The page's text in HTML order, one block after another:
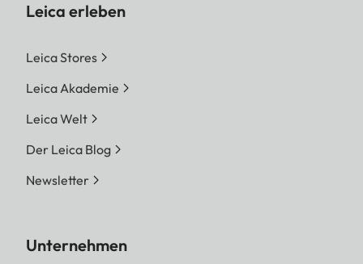
Leica erleben
Leica Stores
Leica Akademie
Leica Welt
Der Leica Blog
Newsletter
Unternehmen